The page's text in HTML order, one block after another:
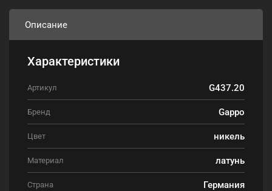
Описание
Характеристики
Артикул G437.20
Бренд Gappo
Цвет никель
Материал латунь
Страна Германия